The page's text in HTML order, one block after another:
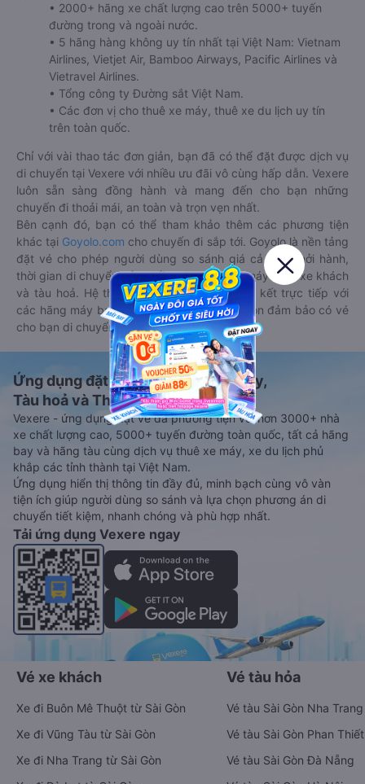
• 2000+ hãng xe chất lượng cao trên 5000+ tuyến
đường trong và ngoài nước.
• 5 hãng hàng không uy tín nhất tại Việt Nam: Vietnam
Airlines, Vietjet Air, Bamboo Airways, Pacific Airlines và
Vietravel Airlines.
• Tổng công ty Đường sắt Việt Nam.
• Các đơn vị cho thuê xe máy, thuê xe du lịch uy tín
trên toàn quốc.
Chỉ với vài thao tác đơn giản, bạn đã có thể đặt được dịch vụ
di chuyển tại Vexere với nhiều ưu đãi vô cùng hấp dẫn. Vexere
luôn sẵn sàng đồng hành và mang đến cho bạn những
chuyến đi thoải mái, an toàn và trọn vẹn nhất.
Bên cạnh đó, bạn có thể tham khảo thêm các phương tiện
khác tại Goyolo.com cho chuyến đi sắp tới. Goyolo là nền tảng
đặt vé cho phép người dùng so sánh giá cả, giờ khởi hành,
thời gian di chuyển của nhiều phương tiện máy bay, xe khách
và tàu hoả. Hệ thống của Goyolo được liên kết trực tiếp với
các hãng máy bay, xe khách và tàu hoả, luôn đảm bảo có vé
cho bạn di chuyển.
Ứng dụng đặt vé Xe khách, Máy bay,
Tàu hoả và Thuê xe
Vexere - ứng dụng đặt vé đa phương tiện với hơn 3000+ nhà
xe chất lượng cao, 5000+ tuyến đường toàn quốc, tất cả hãng
bay và hãng tàu cùng dịch vụ thuê xe máy, xe du lịch phủ
khắp các tỉnh thành tại Việt Nam.
Ứng dụng hiển thị thông tin đầy đủ, minh bạch cùng vô vàn
tiện ích giúp người dùng so sánh và lựa chọn phương án di
chuyển tiết kiệm, nhanh chóng và phù hợp nhất.
Tải ứng dụng Vexere ngay
Vé xe khách
Xe đi Buôn Mê Thuột từ Sài Gòn
Xe đi Vũng Tàu từ Sài Gòn
Xe đi Nha Trang từ Sài Gòn
Vé tàu hỏa
Vé tàu Sài Gòn Nha Trang
Vé tàu Sài Gòn Phan Thiết
Vé tàu Sài Gòn Đà Nẵng